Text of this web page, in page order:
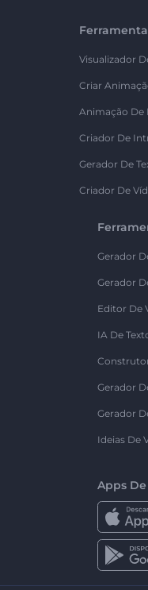
Visualizador
Criar
Animação De
Criador De
Gerador De
Criador De
Gerador
Gerador
Editor De
IA De
Gerador
Gerador
Ideias De
Apps